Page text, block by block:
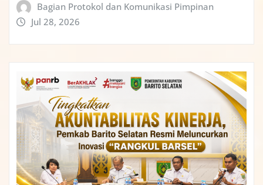
Bagian Protokol dan Komunikasi Pimpinan
Jul 28, 2026